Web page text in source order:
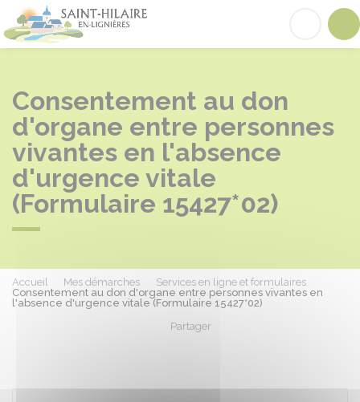
Saint-Hilaire-en-Lignières
Consentement au don
d'organe entre personnes
vivantes en l'absence
d'urgence vitale
(Formulaire 15427*02)
Accueil Mes démarches
Services en ligne et formulaires
Consentement au don d'organe entre personnes vivantes en
l'absence d'urgence vitale (Formulaire 15427*02)
Partager